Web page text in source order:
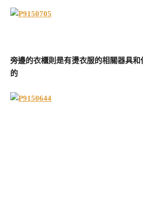
旁邊的衣櫃則是有燙衣服的相關器具
的